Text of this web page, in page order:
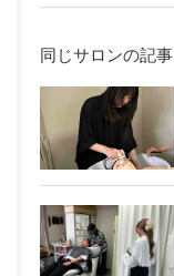
同じサロンの記事